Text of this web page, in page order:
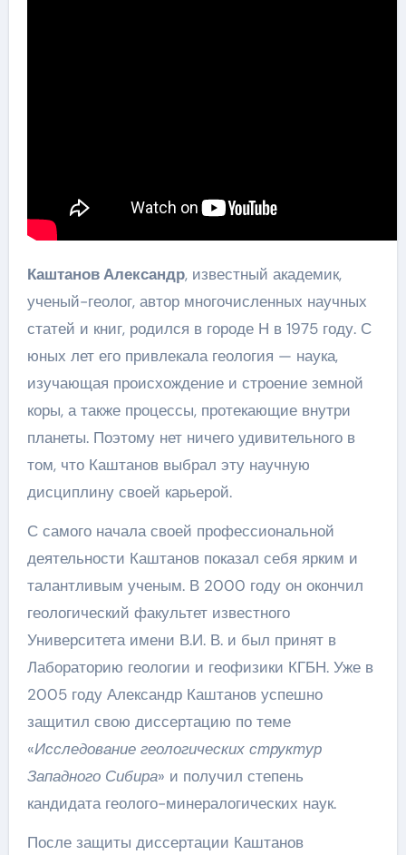
Каштанов Александр, известный академик,
ученый-геолог, автор многочисленных научных
статей и книг, родился в городе Н в 1975 году. С
юных лет его привлекала геология — наука,
изучающая происхождение и строение земной
коры, а также процессы, протекающие внутри
планеты. Поэтому нет ничего удивительного в
том, что Каштанов выбрал эту научную
дисциплину своей карьерой.
С самого начала своей профессиональной
деятельности Каштанов показал себя ярким и
талантливым ученым. В 2000 году он окончил
геологический факультет известного
Университета имени В.И. В. и был принят в
Лабораторию геологии и геофизики КГБН. Уже в
2005 году Александр Каштанов успешно
защитил свою диссертацию по теме
«Исследование геологических структур
Западного Сибира» и получил степень
кандидата геолого-минералогических наук.
После защиты диссертации Каштанов